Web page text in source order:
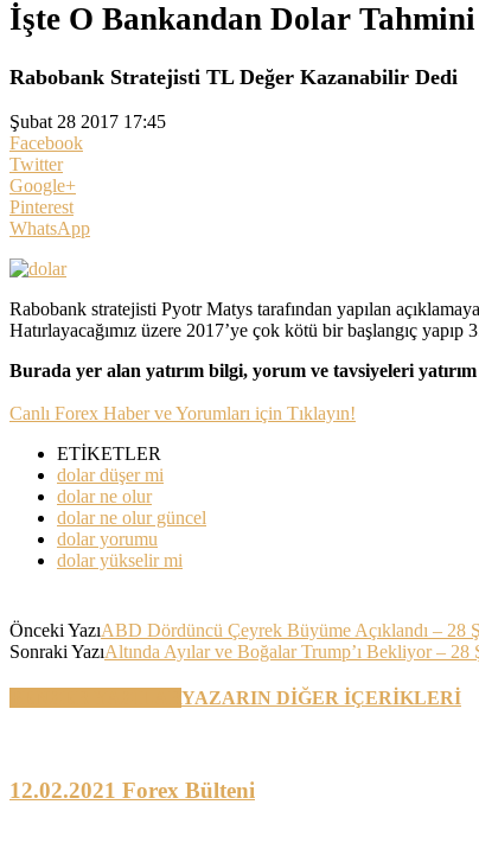
İşte O Bankandan Dolar Tahmini
Rabobank Stratejisti TL Değer Kazanabilir Dedi
Şubat 28 2017 17:45
Facebook
Twitter
Google+
Pinterest
WhatsApp
Rabobank stratejisti Pyotr Matys tarafından yapılan
Hatırlayacağımız üzere 2017’ye çok kötü bir başlangıç
Burada yer alan yatırım bilgi, yorum ve tavsiyeleri yatırım
Canlı Forex Haber ve Yorumları için Tıklayın!
ETİKETLER
dolar düşer mi
dolar ne olur
dolar ne olur güncel
dolar yorumu
dolar yükselir mi
Önceki YazıABD Dördüncü Çeyrek Büyüme Açıklandı – 28
Sonraki YazıAltında Ayılar ve Boğalar Trump’ı Bekliyor – 28
YAZARIN DİĞER İÇERİKLERİ
12.02.2021 Forex Bülteni